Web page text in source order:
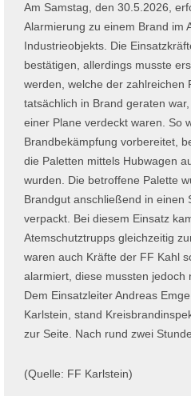
Am Samstag, den 30.5.2026,
Alarmierung zu einem Brand im
Industrieobjekts. Die
bestätigen, allerdings musste
werden, welche der zahlreichen
tatsächlich in Brand geraten
einer Plane verdeckt waren. So
Brandbekämpfung vorbereitet,
die Paletten mittels Hubwagen
wurden. Die betroffene Palette
Brandgut anschließend in einen
verpackt. Bei diesem Einsatz
Atemschutztrupps gleichzeitig
waren auch Kräfte der FF Kahl
alarmiert, diese mussten jedoch
Dem Einsatzleiter Andreas
Karlstein, stand
zur Seite. Nach rund zwei
(Quelle: FF Karlstein)